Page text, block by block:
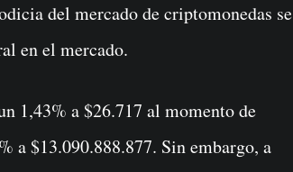
del mercado de criptomonedas se
en el mercado.
1,43% a $26.717 al momento de
a $13.090.888.877. Sin embargo, a